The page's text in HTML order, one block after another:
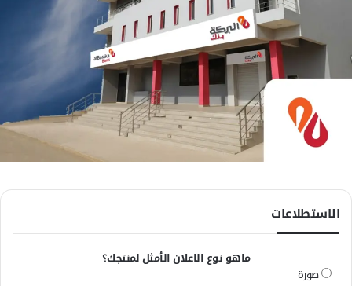
الاستطلاعات
ماهو نوع الاعلان الأمثل لمنتجك؟
صورة